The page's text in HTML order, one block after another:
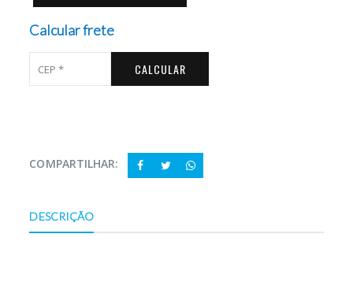
Calcular frete
CALCULAR
COMPARTILHAR:
DESCRIÇÃO